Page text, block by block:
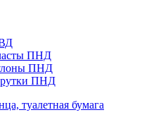
ПНД
ПНД
ПНД
туалетная бумага